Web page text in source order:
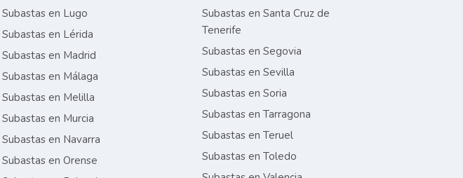
Subastas en Lugo
Subastas en Lérida
Subastas en Madrid
Subastas en Málaga
Subastas en Melilla
Subastas en Murcia
Subastas en Navarra
Subastas en Orense
Subastas en Santa Cruz de
Tenerife
Subastas en Segovia
Subastas en Sevilla
Subastas en Soria
Subastas en Tarragona
Subastas en Teruel
Subastas en Toledo